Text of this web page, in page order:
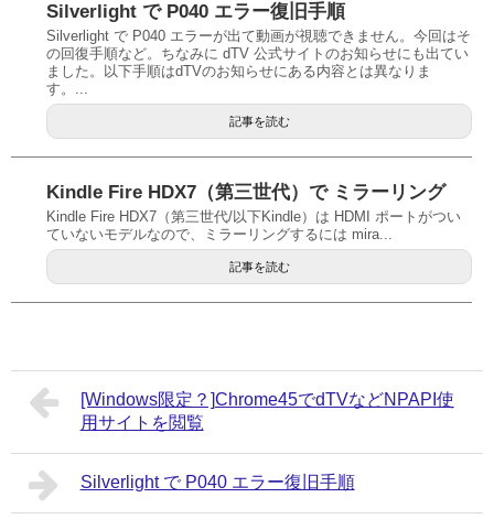
Silverlight で P040 エラー復旧手順
Silverlight で P040 エラーが出て動画が視聴できません。今回はそ
の回復手順など。ちなみに dTV 公式サイトのお知らせにも出てい
ました。以下手順はdTVのお知らせにある内容とは異なりま
す。...
記事を読む
Kindle Fire HDX7（第三世代）で ミラーリング
Kindle Fire HDX7（第三世代/以下Kindle）は HDMI ポートがつい
ていないモデルなので、ミラーリングするには mira...
記事を読む
[Windows限定？]Chrome45でdTVなどNPAPI使
用サイトを閲覧
Silverlight で P040 エラー復旧手順